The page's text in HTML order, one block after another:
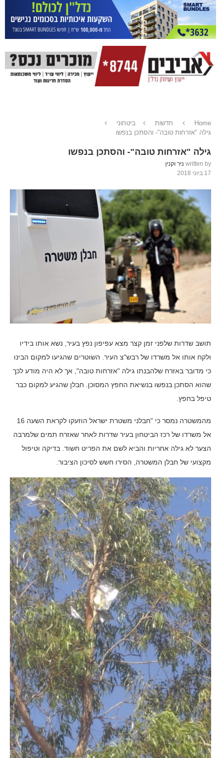
Home חדשות
ביטחוני
גילה "אזרחות טובה"- והסתכן בנפשו
גילה "אזרחות טובה"- והסתכן בנפשו
written by ניר וקנין
17 ביוני 2018
תושב שדרות שלפני זמן קצר מצא עפיפון נפץ בעיר, נשא אותו בידיו
ולקח אותו אל משרדו של רבש"צ העיר. השוטרים שהגיעו למקום הבינו
כי מדובר באזרח שלהבנתו גילה "אזרחות טובה", אך לא היה מודע לכך
שהוא הסתכן בנפשו בנשיאת החפץ המסוכן. חבלן שהגיע למקום כבר
טיפל בחפץ.
מהמשטרה נמסר כי "חבלני משטרת ישראל הוזעקו לקראת השעה 16
אל משרדו של רכז הביטחון בעיר שדרות לאחר שאזרח תמים שלמרבה
הצער לא גילה אחריות והביא לשם את הפריט חשוד. בדיקה וטיפול
מקצועי של חבלן המשטרה, הסירו חשש לסיכון הציבור.